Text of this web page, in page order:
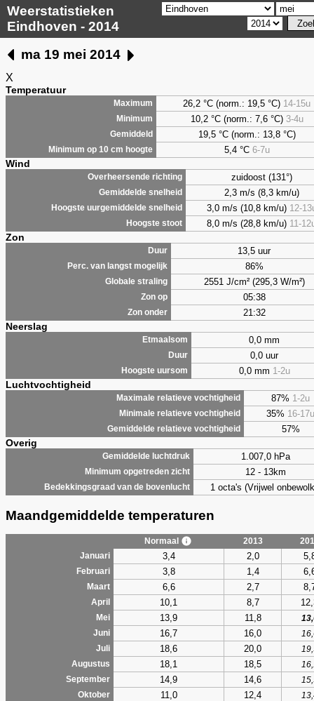
Weerstatistieken
Eindhoven - 2014
ma 19 mei 2014
X
Temperatuur
Maximum 26,2 °C (norm.: 19,5 °C) 14-15u
Minimum 10,2 °C (norm.: 7,6 °C) 3-4u
Gemiddeld 19,5 °C (norm.: 13,8 °C)
Minimum op 10 cm hoogte 5,4°C 6-7u
Wind
Overheersende richting zuidoost (131°)
Gemiddelde snelheid 2,3 m/s (8,3 km/u)
Hoogste uurgemiddelde snelheid 3,0 m/s (10,8 km/u) 12-
Hoogste stoot 8,0 m/s (28,8 km/u) 11-
Zon
Duur 13,5 uur
Perc. van langst mogelijk 86%
Globale straling 2551 J/cm² (295,3 W/m²)
Zon op 05:38
Zon onder 21:32
Neerslag
Etmaalsom 0,0 mm
Duur 0,0 uur
Hoogste uursom 0,0 mm 1-2u
Luchtvochtigheid
Maximale relatieve vochtigheid 87% 1-2u
Minimale relatieve vochtigheid 35% 16-17u
Gemiddelde relatieve vochtigheid 57%
Overig
Gemiddelde luchtdruk 1.007,0 hPa
Minimum opgetreden zicht 12 - 13km
Bedekkingsgraad van de bovenlucht 1 octa's (Vrijwel
Maandgemiddelde temperaturen
Normaal 2013
Januari
3,4 2,0
Februari 3,8 1,4
Maart 6,6 2,7
April 10,1 8,7
Mei 13,9 11,8
Juni
16,7 16,0
Juli
18,6 20,0
Augustus
18,1 18,5
September
14,9 14,6
Oktober
11,0 12,4